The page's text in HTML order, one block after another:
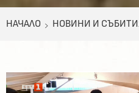
НАЧАЛО НОВИНИ И